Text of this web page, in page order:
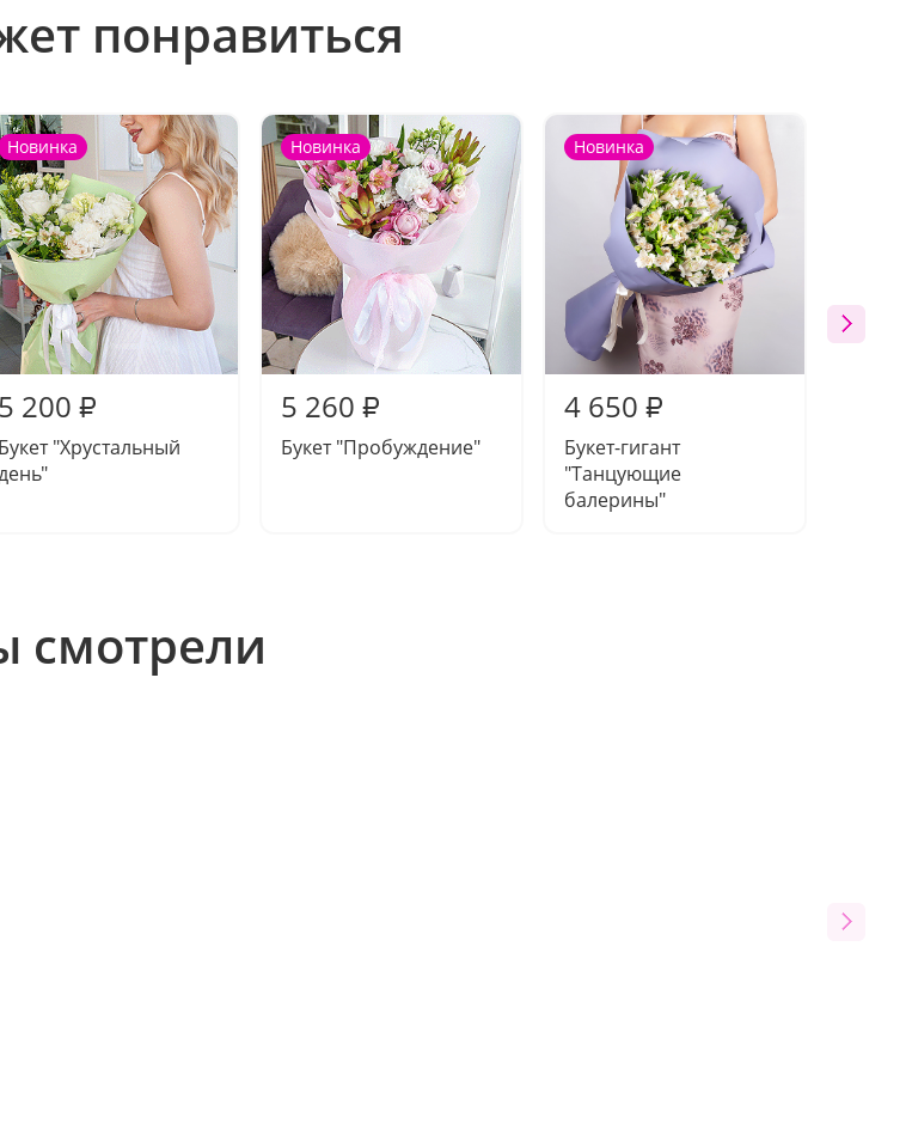
понравиться
Новинка
5 200 ₽
Букет "Хрустальный
Новинка
5 260 ₽
Букет "Пробуждение"
Новинка
4 650 ₽
Букет-гигант
"Танцующие
балерины"
смотрели